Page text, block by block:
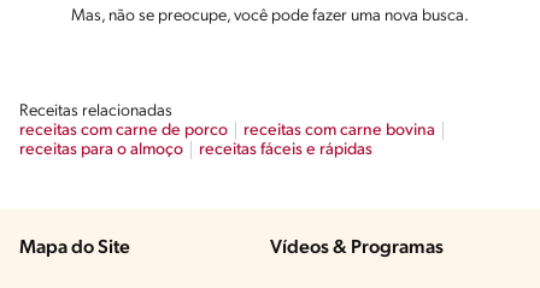
Mas, não se preocupe, você pode fazer uma nova busca.
Receitas relacionadas
receitas com carne de porco
receitas com carne bovina
receitas para o almoço
receitas fáceis e rápidas
Mapa do Site Vídeos & Programas​